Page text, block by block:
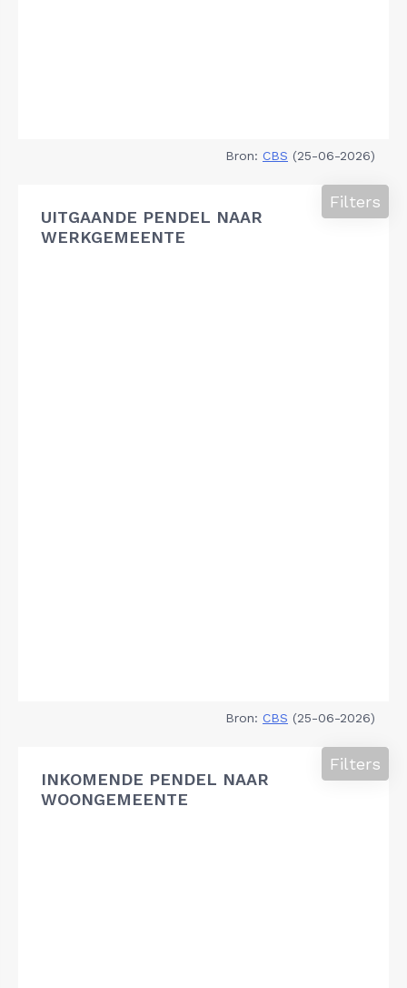
Bron: CBS (25-06-2026)
UITGAANDE PENDEL NAAR
WERKGEMEENTE
Filters
Bron: CBS (25-06-2026)
INKOMENDE PENDEL NAAR
WOONGEMEENTE
Filters